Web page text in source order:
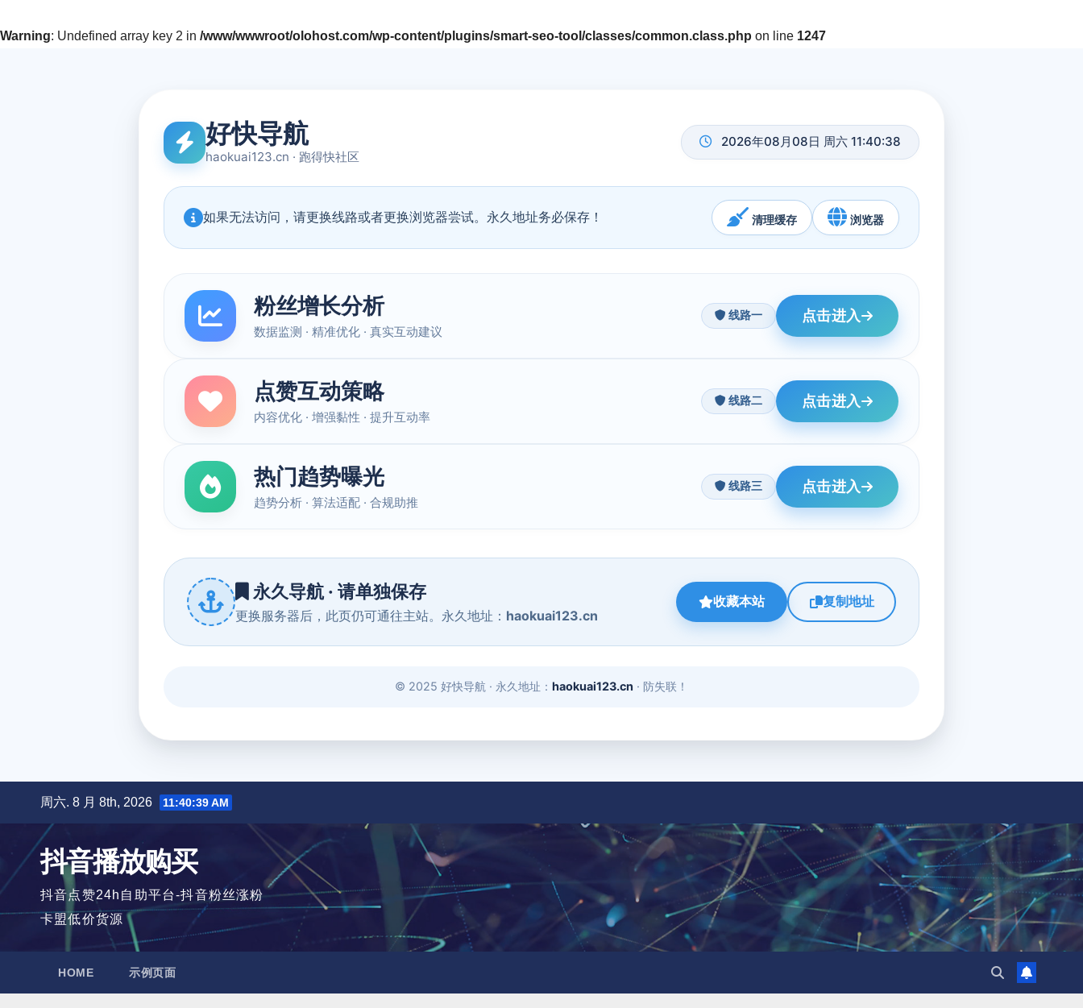
Warning: Undefined array key 2 in /www/wwwroot/olohost.com/wp-content/plugins/smart-seo-tool/classes/common.class.php on line 1247
周六. 8 月 8th, 2026 11:40:40 AM
抖音播放购买
抖音点赞24h自助平台-抖音粉丝涨粉
卡盟低价货源
HOME 示例页面